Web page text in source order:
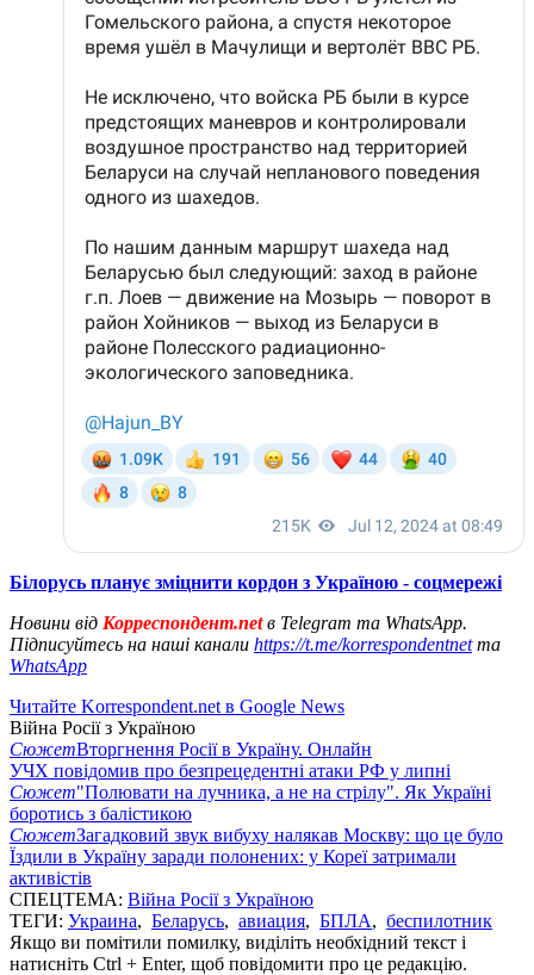
Білорусь планує зміцнити кордон з Україною - соцмережі
Новини від Корреспондент.netв Telegram та WhatsApp.
Підписуйтесь на наші канали https://t.me/korrespondentnetта
WhatsApp
Читайте Korrespondent.net в Google News
Війна Росії з Україною
СюжетВторгнення Росії в Україну. Онлайн
УЧХ повідомив про безпрецедентні атаки РФ у липні
Сюжет"Полювати на лучника, а не на стрілу". Як Україні
боротись з балістикою
СюжетЗагадковий звук вибуху налякав Москву: що це було
Їздили в Україну заради полонених: у Кореї затримали
активістів
СПЕЦТЕМА: Війна Росії з Україною
ТЕГИ: Украина, Беларусь, авиация, БПЛА, беспилотник
Якщо ви помітили помилку, виділіть необхідний текст і
натисніть Ctrl + Enter, щоб повідомити про це редакцію.